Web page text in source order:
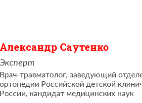
Александр Саутенко
Эксперт
Врач-травматолог, заведующий
ортопедии Российской детской
России, кандидат медицинских наук